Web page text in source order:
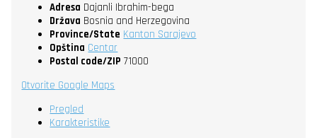
Adresa Dajanli Ibrahim-bega
Država Bosnia and Herzegovina
Province/State Kanton Sarajevo
Opština Centar
Postal code/ZIP 71000
Otvorite Google Maps
Pregled
Karakteristike